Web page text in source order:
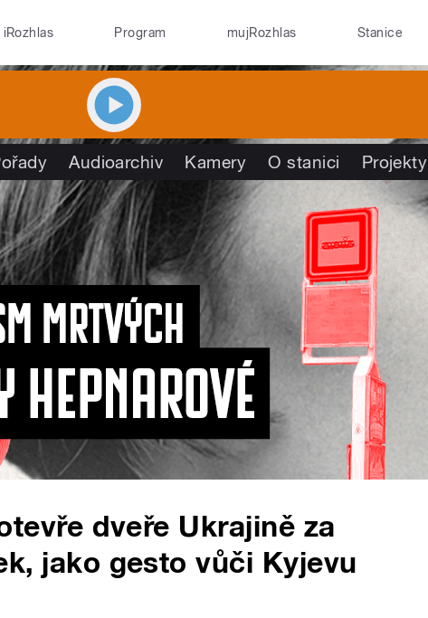
iRozhlas Program mujRozhlas Stanice
Audioarchiv Kamery O stanici Projekty
dveře Ukrajině za
jako gesto vůči Kyjevu